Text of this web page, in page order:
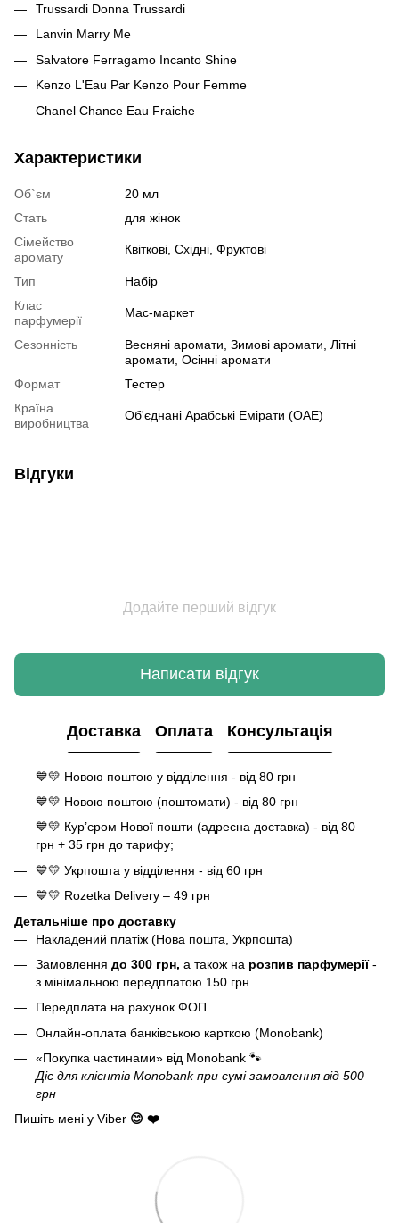
Trussardi Donna Trussardi
Lanvin Marry Me
Salvatore Ferragamo Incanto Shine
Kenzo L'Eau Par Kenzo Pour Femme
Chanel Chance Eau Fraiche
Характеристики
Об`єм
20 мл
Стать
для жінок
Сімейство
аромату
Квіткові, Східні, Фруктові
Тип
Набір
Клас
парфумерії
Мас-маркет
Сезонність
Весняні аромати, Зимові аромати, Літні
аромати, Осінні аромати
Формат
Тестер
Країна
виробництва
Об'єднані Арабські Емірати (ОАЕ)
Відгуки
Додайте перший відгук
Написати відгук
Доставка Оплата Консультація
💙💛 Новою поштою у відділення - від 80 грн
💙💛 Новою поштою (поштомати) - від 80 грн
💙💛 Кур’єром Нової пошти (адресна доставка) - від 80
грн + 35 грн до тарифу;
💙💛 Укрпошта у відділення - від 60 грн
💙💛 Rozetka Delivery – 49 грн
Детальніше про доставку
Накладений платіж (Нова пошта, Укрпошта)
Замовлення до 300 грн, а також на розпив парфумерії-
з мінімальною передплатою 150 грн
Передплата на рахунок ФОП
Онлайн-оплата банківською карткою (Monobank)
«Покупка частинами» від Monobank 🐾
Діє для клієнтів Monobank при сумі замовлення від 500
грн
Пишіть мені у Viber 😊 ❤️